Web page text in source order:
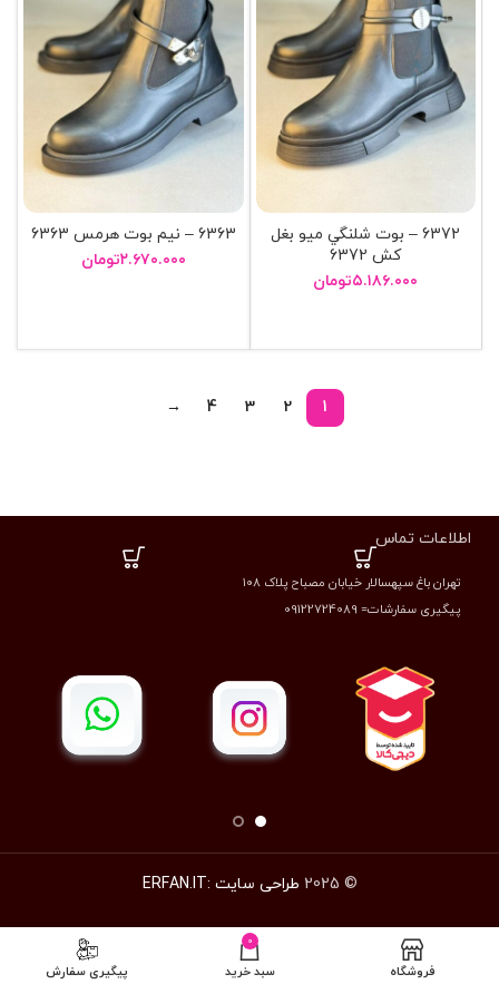
6372 – بوت شلنگي ميو بغل
کش 6372
۵.۱۸۶.۰۰۰تومان
6363 – نيم بوت هرمس 6363
۲.۶۷۰.۰۰۰تومان
1
2
3
4
→
اطلاعات تماس
تهران باغ سپهسالار خیابان مصباح پلاک ۱۰۸
پیگیری سفارشات= 09122724089
© 2025 طراحی سایت :ERFAN.IT
فروشگاه
0
سبد خرید پیگیری سفارش